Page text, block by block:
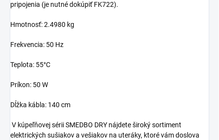
pripojenia (je nutné dokúpiť FK722).
Hmotnosť: 2.4980 kg
Frekvencia: 50 Hz
Teplota: 55°C
Príkon: 50 W
Dĺžka kábla: 140 cm
V kúpeľňovej sérii SMEDBO DRY nájdete široký sortiment
elektrických sušiakov a vešiakov na uteráky, ktoré vám doslova